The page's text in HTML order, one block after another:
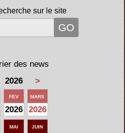
sur le site
des news
2026 >
FEV
2026
MARS
2026
MAI JUIN